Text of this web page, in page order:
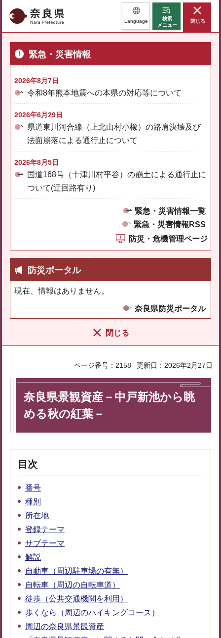
奈良県 Language
検索
メニュー
閉じる
緊急・災害情報
2026年8月7日
令和8年熊本地震への本県の対応等について
2026年6月29日
県道東川河合線（上北山村小橡）の路肩決壊及び
法面崩落による通行止について
2026年8月5日
国道168号（十津川村平谷）の崩土による通行止に
ついて(迂回路有り)
緊急・災害情報一覧
緊急・災害情報RSS
防災・危機管理ページ
防災ポータル
現在、情報はありません。
奈良県防災ポータル
閉じる
ページ番号：2158 更新日：2026年2月27日
奈良県景観資産－中戸新池から眺
める秋の紅葉－
目次
番号
種別
所在地
登録テーマ
サブテーマ
解説
自動車（周辺駐車場の有無）
自転車（周辺の自転車道）
徒歩（公共交通機関を利用）
歩くなら（周辺のハイキングコース）
周辺の奈良県景観資産